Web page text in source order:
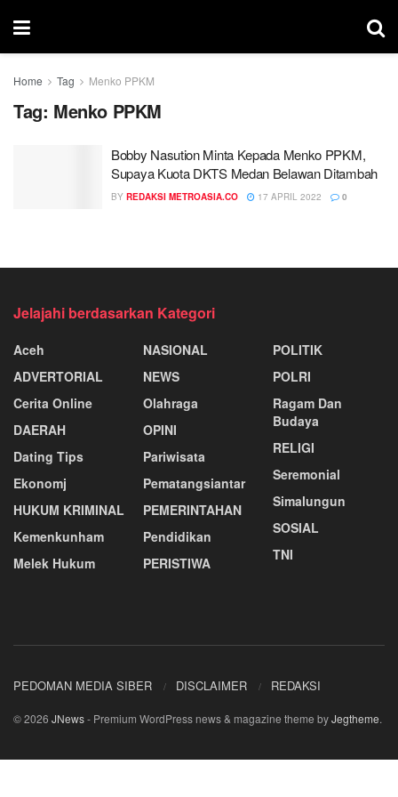
Home Tag Menko PPKM
Tag: Menko PPKM
Bobby Nasution Minta Kepada Menko PPKM,
Supaya Kuota DKTS Medan Belawan Ditambah
BY REDAKSI METROASIA.CO 17 APRIL 2022 0
Jelajahi berdasarkan Kategori
Aceh
ADVERTORIAL
Cerita Online
DAERAH
Dating Tips
Ekonomj
HUKUM KRIMINAL
Kemenkunham
Melek Hukum
NASIONAL
NEWS
Olahraga
OPINI
Pariwisata
Pematangsiantar
PEMERINTAHAN
Pendidikan
PERISTIWA
POLITIK
POLRI
Ragam Dan
Budaya
RELIGI
Seremonial
Simalungun
SOSIAL
TNI
PEDOMAN MEDIA SIBER DISCLAIMER REDAKSI
© 2026 JNews- Premium WordPress news & magazine theme byJegtheme.